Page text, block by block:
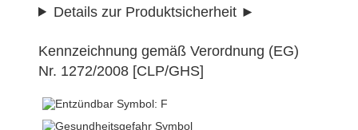
Details zur Produktsicherheit
Kennzeichnung gemäß Verordnung (EG)
Nr. 1272/2008 [CLP/GHS]